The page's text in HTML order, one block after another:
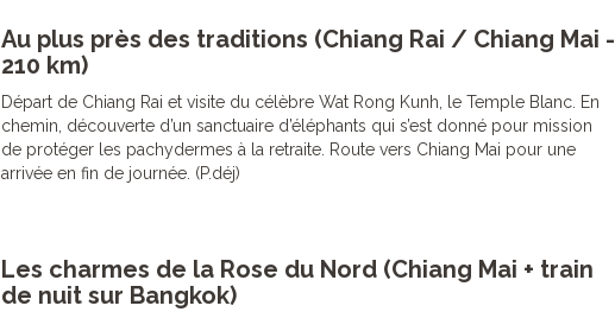
Au plus près des traditions (Chiang Rai / Chiang Mai -
210 km)
Départ de Chiang Rai et visite du célèbre Wat Rong Kunh, le Temple Blanc. En
chemin, découverte d’un sanctuaire d’éléphants qui s’est donné pour mission
de protéger les pachydermes à la retraite. Route vers Chiang Mai pour une
arrivée en fin de journée. (P.déj)
Les charmes de la Rose du Nord (Chiang Mai + train
de nuit sur Bangkok)